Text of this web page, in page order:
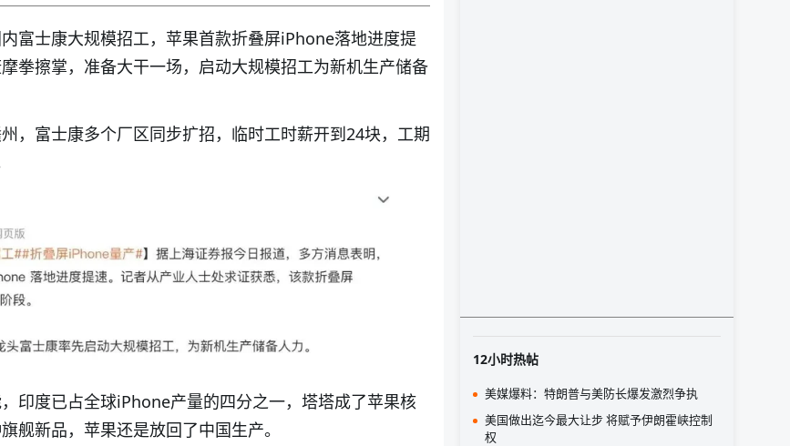
富士康大规模招工，苹果首款折叠屏iPhone落地进度提
拳擦掌，准备大干一场，启动大规模招工为新机生产储备
，富士康多个厂区同步扩招，临时工时薪开到24块，工期
印度已占全球iPhone产量的四分之一，塔塔成了苹果核
舰新品，苹果还是放回了中国生产。
12小时热帖
美媒爆料：特朗普与美防长爆发激烈争执
美国做出迄今最大让步 将赋予伊朗霍峡控制
权